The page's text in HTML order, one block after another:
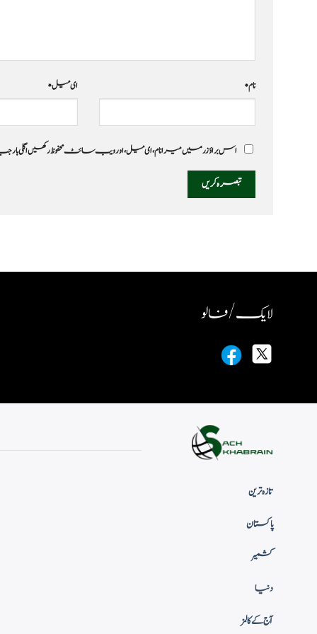
نام* ای میل*
اس براؤزر میں میرا نام، ای میل، اور ویب سائٹ محفوظ رکھیں اگلی
لایک / فالو
تازہ ترین
پاکستان
کشمیر
دنیا
آج کے کالمز